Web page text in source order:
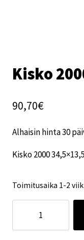
Kisko
90,70€
Alhaisin hinta 30
Kisko 2000
Toimitusaika 1-2
34,5x13,5mm